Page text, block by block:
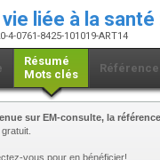
liée à la
4-0761-8425-101019-ART14
Résumé
Mots clés
sur EM-consulte, la
vous pour en bénéficier!